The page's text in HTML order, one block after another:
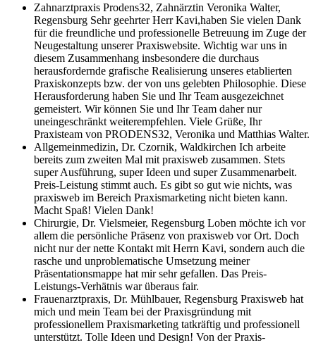
Zahnarztpraxis Prodens32, Zahnärztin Veronika Walter,
Regensburg Sehr geehrter Herr Kavi,haben Sie vielen Dank
für die freundliche und professionelle Betreuung im Zuge der
Neugestaltung unserer Praxiswebsite. Wichtig war uns in
diesem Zusammenhang insbesondere die durchaus
herausfordernde grafische Realisierung unseres etablierten
Praxiskonzepts bzw. der von uns gelebten Philosophie. Diese
Herausforderung haben Sie und Ihr Team ausgezeichnet
gemeistert. Wir können Sie und Ihr Team daher nur
uneingeschränkt weiterempfehlen. Viele Grüße, Ihr
Praxisteam von PRODENS32, Veronika und Matthias Walter.
Allgemeinmedizin, Dr. Czornik, Waldkirchen Ich arbeite
bereits zum zweiten Mal mit praxisweb zusammen. Stets
super Ausführung, super Ideen und super Zusammenarbeit.
Preis-Leistung stimmt auch. Es gibt so gut wie nichts, was
praxisweb im Bereich Praxismarketing nicht bieten kann.
Macht Spaß! Vielen Dank!
Chirurgie, Dr. Vielsmeier, Regensburg Loben möchte ich vor
allem die persönliche Präsenz von praxisweb vor Ort. Doch
nicht nur der nette Kontakt mit Herrn Kavi, sondern auch die
rasche und unproblematische Umsetzung meiner
Präsentationsmappe hat mir sehr gefallen. Das Preis-
Leistungs-Verhätnis war überaus fair.
Frauenarztpraxis, Dr. Mühlbauer, Regensburg Praxisweb hat
mich und mein Team bei der Praxisgründung mit
professionellem Praxismarketing tatkräftig und professionell
unterstützt. Tolle Ideen und Design! Von der Praxis-